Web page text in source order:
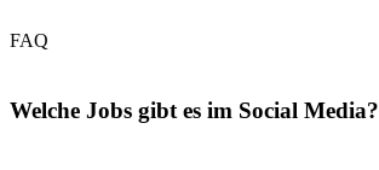
FAQ
Welche Jobs gibt es im Social Media?